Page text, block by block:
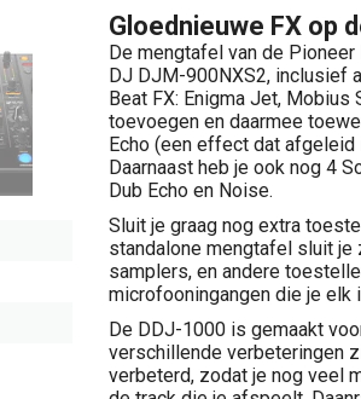
Gloednieuwe FX op
De mengtafel van de
DJ DJM-900NXS2, inclusief
Beat FX: Enigma Jet,
toevoegen en daarmee
Echo (een effect dat
Daarnaast heb je ook nog 4
Dub Echo en Noise.
Sluit je graag nog extra
standalone mengtafel sluit
samplers, en andere
microfooningangen die je elk
De DDJ-1000 is gemaakt
verschillende verbeteringen
verbeterd, zodat je nog veel